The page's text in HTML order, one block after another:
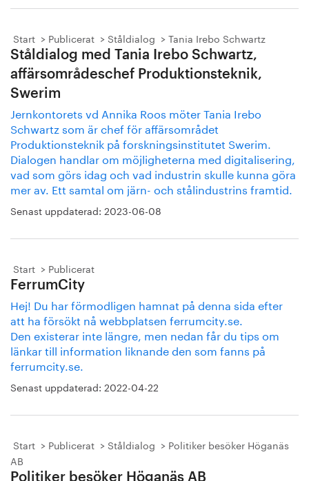
Start Publicerat Ståldialog Tania Irebo Schwartz
Ståldialog med Tania Irebo Schwartz,
affärsområdeschef Produktionsteknik,
Swerim
Jernkontorets vd Annika Roos möter Tania Irebo
Schwartz som är chef för affärsområdet
Produktionsteknik på forskningsinstitutet Swerim.
Dialogen handlar om möjligheterna med digitalisering,
vad som görs idag och vad industrin skulle kunna göra
mer av. Ett samtal om järn- och stålindustrins framtid.
Senast uppdaterad: 2023-06-08
Start Publicerat
FerrumCity
Hej! Du har förmodligen hamnat på denna sida efter
att ha försökt nå webbplatsen ferrumcity.se.
Den existerar inte längre, men nedan får du tips om
länkar till information liknande den som fanns på
ferrumcity.se.
Senast uppdaterad: 2022-04-22
Start Publicerat Ståldialog
Politiker besöker Höganäs
AB
Politiker besöker Höganäs AB